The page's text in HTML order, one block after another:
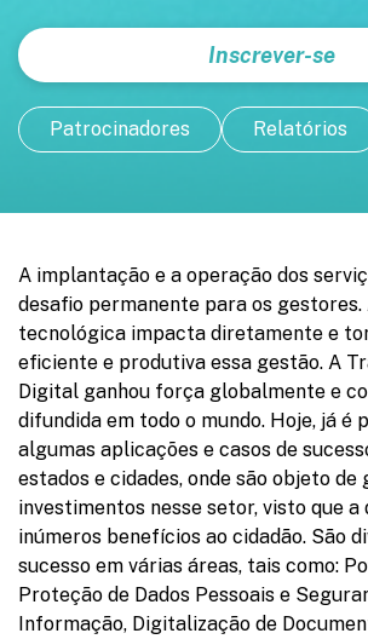
Inscrever-se
Patrocinadores Relatórios
A implantação e a operação dos
desafio permanente para os gestores.
tecnológica impacta diretamente e
eficiente e produtiva essa gestão. A
Digital ganhou força globalmente e
difundida em todo o mundo. Hoje, já é
algumas aplicações e casos de
estados e cidades, onde são objeto de
investimentos nesse setor, visto que
inúmeros benefícios ao cidadão. São
sucesso em várias áreas, tais como:
Proteção de Dados Pessoais e
Informação, Digitalização de